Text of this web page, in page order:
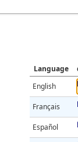
Language
English
Français
Español